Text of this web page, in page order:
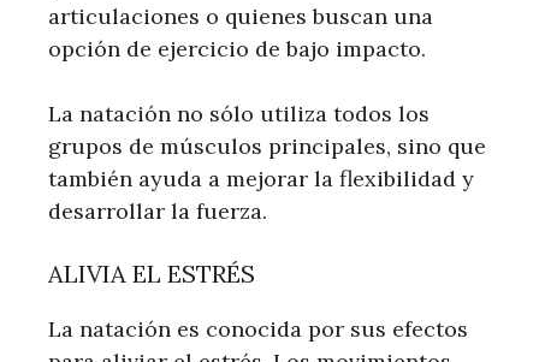
articulaciones o quienes buscan una
opción de ejercicio de bajo impacto.
La natación no sólo utiliza todos los
grupos de músculos principales, sino que
también ayuda a mejorar la flexibilidad y
desarrollar la fuerza.
ALIVIA EL ESTRÉS
La natación es conocida por sus efectos